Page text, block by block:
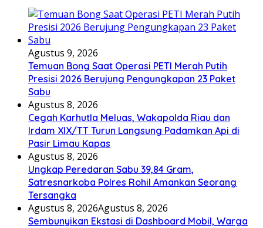
Agustus 9, 2026
Temuan Bong Saat Operasi PETI Merah Putih
Presisi 2026 Berujung Pengungkapan 23 Paket
Sabu
Agustus 8, 2026
Cegah Karhutla Meluas, Wakapolda Riau dan
Irdam XIX/TT Turun Langsung Padamkan Api di
Pasir Limau Kapas
Agustus 8, 2026
Ungkap Peredaran Sabu 39,84 Gram,
Satresnarkoba Polres Rohil Amankan Seorang
Tersangka
Agustus 8, 2026Agustus 8, 2026
Sembunyikan Ekstasi di Dashboard Mobil, Warga